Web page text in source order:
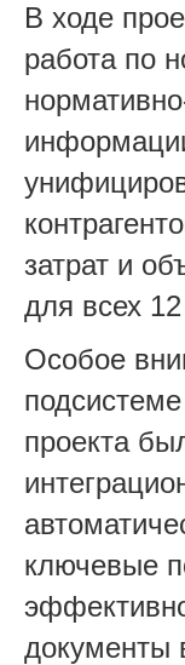
В ходе
работа по
затрат и
для всех
Особое
проекта
ключевые
документы